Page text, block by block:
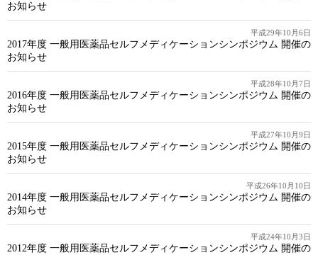
お知らせ
平成29年10月6日
2017年度 一般用医薬品セルフメディケーションシンポジウム 開催の
お知らせ
平成28年10月7日
2016年度 一般用医薬品セルフメディケーションシンポジウム 開催の
お知らせ
平成27年10月9日
2015年度 一般用医薬品セルフメディケーションシンポジウム 開催の
お知らせ
平成26年10月10日
2014年度 一般用医薬品セルフメディケーションシンポジウム 開催の
お知らせ
平成24年10月3日
2012年度 一般用医薬品セルフメディケーションシンポジウム 開催の